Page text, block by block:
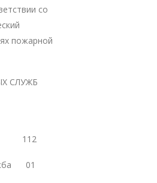
со
пожарной
СЛУЖБ
112
01